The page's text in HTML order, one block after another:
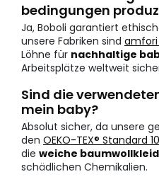
bedingungen
Ja, Boboli garantiert
unsere Fabriken sind amfori
Löhne für nachhaltige
Arbeitsplätze weltweit
Sind die
mein baby?
Absolut sicher, da unsere
den OEKO-TEX® Standard
die weiche
schädlichen Chemikalien.